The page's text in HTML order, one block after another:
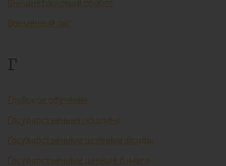
Внешнеторговый оборот
Временной лаг
Г
Глубокое обучение
Государственная пошлина
Государственные целевые фонды
Государственные ценные бумаги